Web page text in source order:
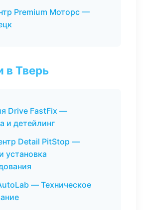
Premium Моторс —
в Тверь
Drive FastFix —
и детейлинг
Detail PitStop —
установка
— Техническое